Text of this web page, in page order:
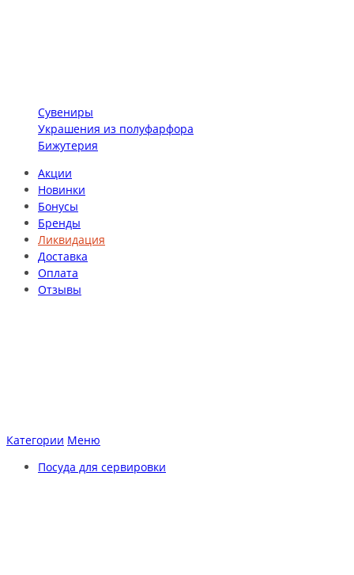
Сувениры
Украшения из полуфарфора
Бижутерия
Акции
Новинки
Бонусы
Бренды
Ликвидация
Доставка
Оплата
Отзывы
Категории Меню
Посуда для сервировки